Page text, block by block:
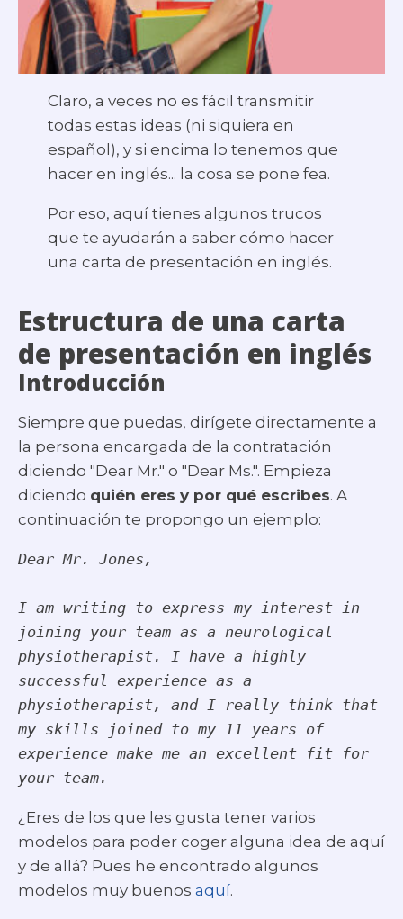
Claro, a veces no es fácil transmitir
todas estas ideas (ni siquiera en
español), y si encima lo tenemos que
hacer en inglés... la cosa se pone fea.
Por eso, aquí tienes algunos trucos
que te ayudarán a saber cómo hacer
una carta de presentación en inglés.
Estructura de una carta
de presentación en inglés
Introducción
Siempre que puedas, dirígete directamente a
la persona encargada de la contratación
diciendo "Dear Mr." o "Dear Ms.". Empieza
diciendo quién eres y por qué escribes. A
continuación te propongo un ejemplo:
Dear Mr. Jones,
I am writing to express my interest in
joining your team as a neurological
physiotherapist. I have a highly
successful experience as a
physiotherapist, and I really think that
my skills joined to my 11 years of
experience make me an excellent fit for
your team.
¿Eres de los que les gusta tener varios
modelos para poder coger alguna idea de aquí
y de allá? Pues he encontrado algunos
modelos muy buenos aquí.